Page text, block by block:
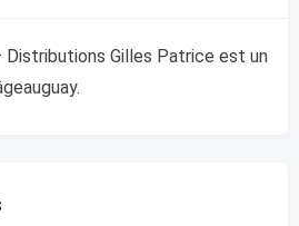
Distributions Gilles Patrice est un